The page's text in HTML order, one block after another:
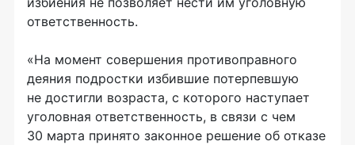
ответственность.
«На момент совершения противоправного
деяния подростки избившие потерпевшую
не достигли возраста, с которого наступает
уголовная ответственность, в связи с чем
30 марта принято законное решение об отказе